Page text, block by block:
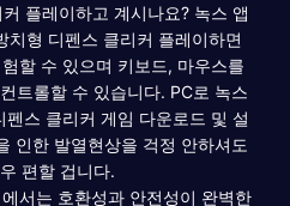
플레이하고 계시나요? 녹스 앱
치형 디펜스 클리커 플레이하면
할 수 있으며 키보드, 마우스를
트롤할 수 있습니다. PC로 녹스
스 클리커 게임 다운로드 및 설
인한 발열현상을 걱정 안하셔도
편할 겁니다.
서는 호환성과 안전성이 완벽한